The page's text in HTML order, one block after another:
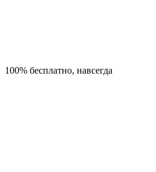
100% бесплатно, навсегда